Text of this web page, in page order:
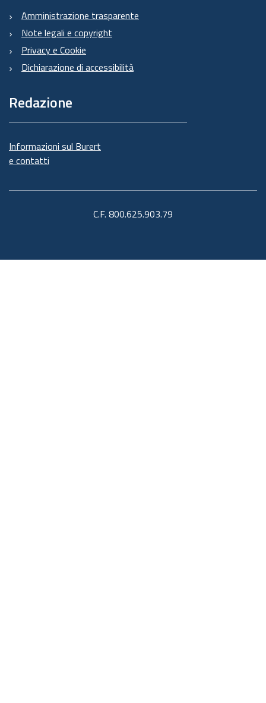
Amministrazione trasparente
Note legali e copyright
Privacy e Cookie
Dichiarazione di accessibilità
Redazione
Informazioni sul Burert
e contatti
C.F. 800.625.903.79